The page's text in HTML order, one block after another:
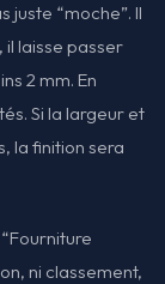
juste “moche”. Il
il laisse passer
2 mm. En
Si la largeur et
la finition sera
“Fourniture
ni classement,